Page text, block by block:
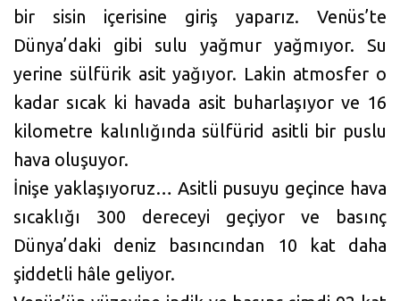
bir sisin içerisine giriş yaparız. Venüs’te
Dünya’daki gibi sulu yağmur yağmıyor. Su
yerine sülfürik asit yağıyor. Lakin atmosfer o
kadar sıcak ki havada asit buharlaşıyor ve 16
kilometre kalınlığında sülfürid asitli bir puslu
hava oluşuyor.
İnişe yaklaşıyoruz… Asitli pusuyu geçince hava
sıcaklığı 300 dereceyi geçiyor ve basınç
Dünya’daki deniz basıncından 10 kat daha
şiddetli hâle geliyor.